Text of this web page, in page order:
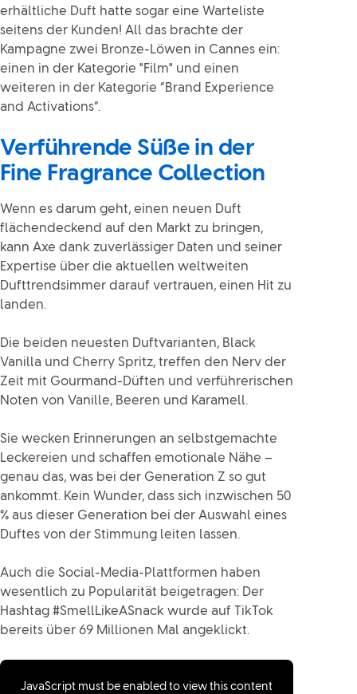
erhältliche Duft hatte sogar eine Warteliste
seitens der Kunden! All das brachte der
Kampagne zwei Bronze-Löwen in Cannes ein:
einen in der Kategorie "Film" und einen
weiteren in der Kategorie “Brand Experience
and Activations“.
Verführende Süße in der
Fine Fragrance Collection
Wenn es darum geht, einen neuen Duft
flächendeckend auf den Markt zu bringen,
kann Axe dank zuverlässiger Daten und seiner
Expertise über die aktuellen weltweiten
Dufttrendsimmer darauf vertrauen, einen Hit zu
landen.
Die beiden neuesten Duftvarianten, Black
Vanilla und Cherry Spritz, treffen den Nerv der
Zeit mit Gourmand-Düften und verführerischen
Noten von Vanille, Beeren und Karamell.
Sie wecken Erinnerungen an selbstgemachte
Leckereien und schaffen emotionale Nähe –
genau das, was bei der Generation Z so gut
ankommt. Kein Wunder, dass sich inzwischen 50
% aus dieser Generation bei der Auswahl eines
Duftes von der Stimmung leiten lassen.
Auch die Social-Media-Plattformen haben
wesentlich zu Popularität beigetragen: Der
Hashtag #SmellLikeASnack wurde auf TikTok
bereits über 69 Millionen Mal angeklickt.
JavaScript must be enabled to view this content